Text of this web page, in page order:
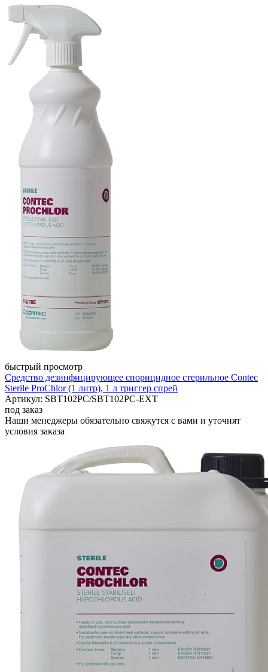
быстрый просмотр
Средство дезинфицирующее спорицидное стерильное Contec
Sterile ProChlor (1 литр), 1 л триггер спрей
Артикул: SBT102PC/SBT102PC-EXT
под заказ
Наши менеджеры обязательно свяжутся с вами и уточнят
условия заказа